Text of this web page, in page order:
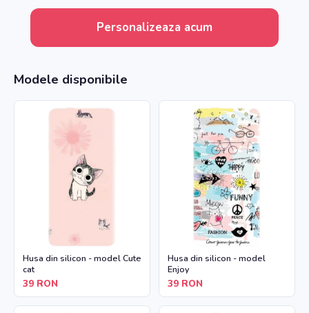
Personalizeaza acum
Modele disponibile
Husa din silicon - model Cute
cat
39 RON
Husa din silicon - model
Enjoy
39 RON